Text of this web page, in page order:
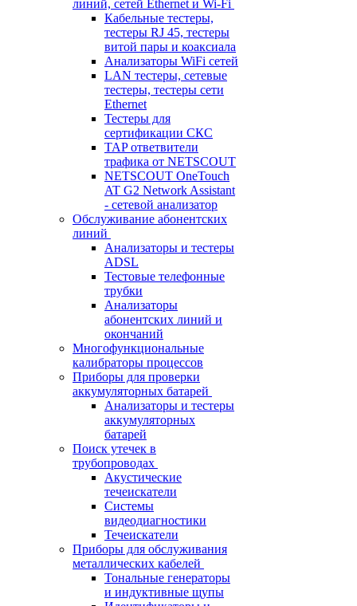
линий, сетей Ethernet и Wi-Fi
Кабельные тестеры,
тестеры RJ 45, тестеры
витой пары и коаксиала
Анализаторы WiFi сетей
LAN тестеры, сетевые
тестеры, тестеры сети
Ethernet
Тестеры для
сертификации СКС
TAP ответвители
трафика от NETSCOUT
NETSCOUT OneTouch
AT G2 Network Assistant
- сетевой анализатор
Обслуживание абонентских
линий
Анализаторы и тестеры
ADSL
Тестовые телефонные
трубки
Анализаторы
абонентских линий и
окончаний
Многофункциональные
калибраторы процессов
Приборы для проверки
аккумуляторных батарей
Анализаторы и тестеры
аккумуляторных
батарей
Поиск утечек в
трубопроводах
Акустические
течеискатели
Системы
видеодиагностики
Течеискатели
Приборы для обслуживания
металлических кабелей
Тональные генераторы
и индуктивные щупы